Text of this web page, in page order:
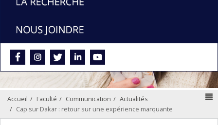
Accueil Faculté Communication
Actualités
Cap sur Dakar : retour sur une expérience marquante